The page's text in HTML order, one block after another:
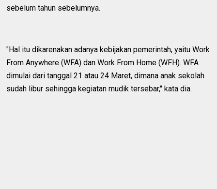
sebelum tahun sebelumnya.
"Hal itu dikarenakan adanya kebijakan pemerintah, yaitu Work
From Anywhere (WFA) dan Work From Home (WFH). WFA
dimulai dari tanggal 21 atau 24 Maret, dimana anak sekolah
sudah libur sehingga kegiatan mudik tersebar," kata dia.